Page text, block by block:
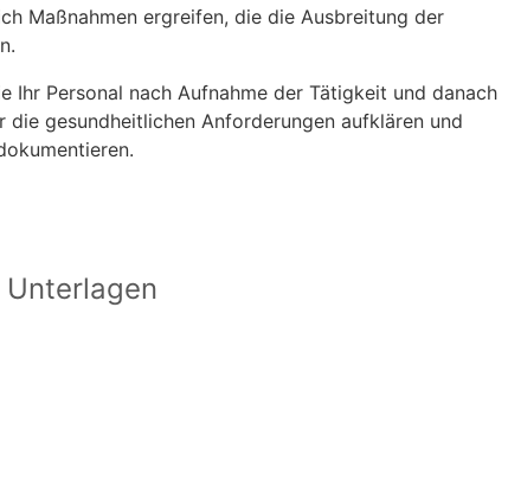
Maßnahmen ergreifen, die die Ausbreitung der
Ihr Personal nach Aufnahme der Tätigkeit und danach
die gesundheitlichen Anforderungen aufklären und